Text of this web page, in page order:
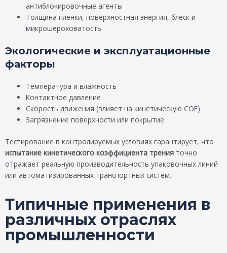
антиблокировочные агенты
Толщина пленки, поверхностная энергия, блеск и
микрошероховатость
Экологические и эксплуатационные
факторы
Температура и влажность
Контактное давление
Скорость движения (влияет на кинетическую COF)
Загрязнение поверхности или покрытие
Тестирование в контролируемых условиях гарантирует, что
испытание кинетического коэффициента трения точно
отражает реальную производительность упаковочных линий
или автоматизированных транспортных систем.
Типичные применения в
различных отраслях
промышленности